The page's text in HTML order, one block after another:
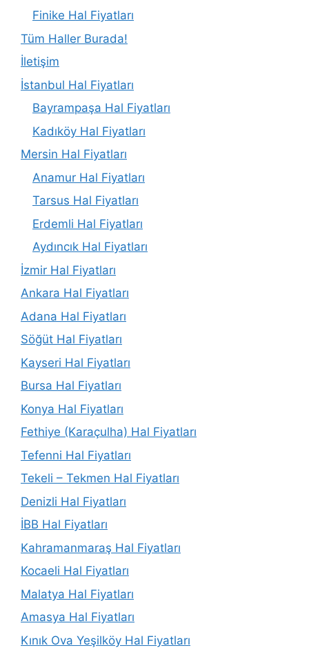
Finike Hal Fiyatları
Tüm Haller Burada!
İletişim
İstanbul Hal Fiyatları
Bayrampaşa Hal Fiyatları
Kadıköy Hal Fiyatları
Mersin Hal Fiyatları
Anamur Hal Fiyatları
Tarsus Hal Fiyatları
Erdemli Hal Fiyatları
Aydıncık Hal Fiyatları
İzmir Hal Fiyatları
Ankara Hal Fiyatları
Adana Hal Fiyatları
Söğüt Hal Fiyatları
Kayseri Hal Fiyatları
Bursa Hal Fiyatları
Konya Hal Fiyatları
Fethiye (Karaçulha) Hal Fiyatları
Tefenni Hal Fiyatları
Tekeli – Tekmen Hal Fiyatları
Denizli Hal Fiyatları
İBB Hal Fiyatları
Kahramanmaraş Hal Fiyatları
Kocaeli Hal Fiyatları
Malatya Hal Fiyatları
Amasya Hal Fiyatları
Kınık Ova Yeşilköy Hal Fiyatları